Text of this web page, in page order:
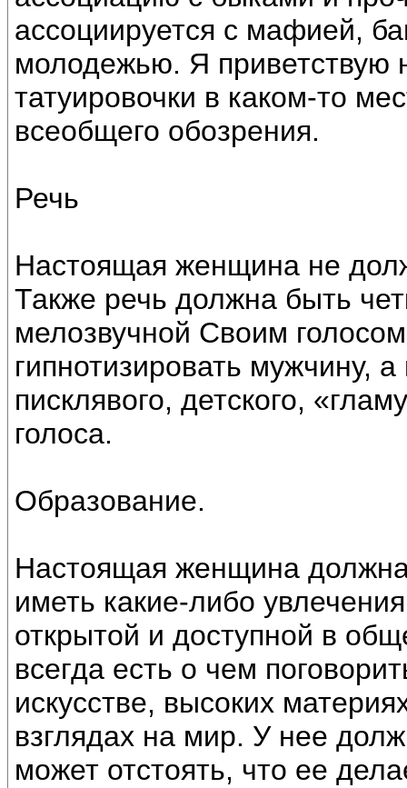
ассоциируется с мафией,
молодежью. Я приветствую
татуировочки в каком-то
всеобщего обозрения.
Речь
Настоящая женщина не
Также речь должна быть
мелозвучной Своим
гипнотизировать мужчину, а
писклявого, детского,
голоса.
Образование.
Настоящая женщина
иметь какие-либо
открытой и доступной в
всегда есть о чем
искусстве, высоких
взглядах на мир. У нее
может отстоять, что ее